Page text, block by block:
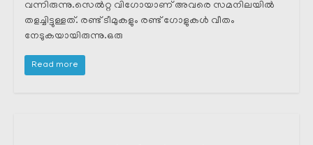
വന്നിരുന്നു.സെൽറ്റ വിഗോയാണ് അവരെ സമനിലയിൽ
തളച്ചിട്ടുള്ളത്. രണ്ട് ടീമുകളും രണ്ട് ഗോളുകൾ വീതം
നേടുകയായിരുന്നു.ഒരു
Read more